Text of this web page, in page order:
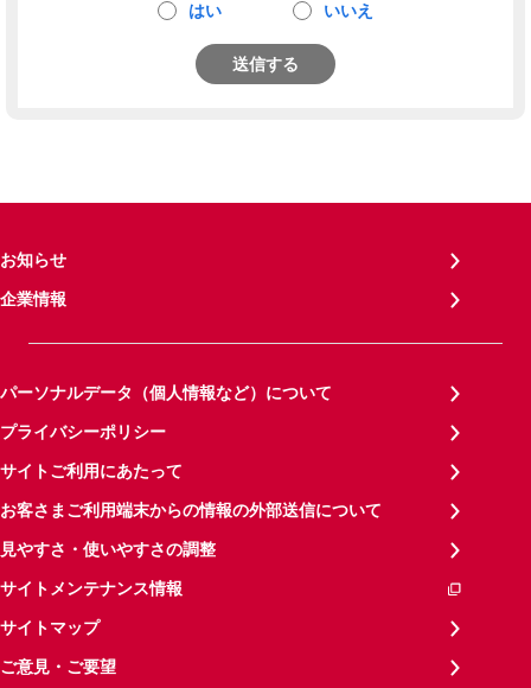
はい いいえ
送信する
お知らせ
企業情報
パーソナルデータ（個人情報など）について
プライバシーポリシー
サイトご利用にあたって
お客さまご利用端末からの情報の外部送信について
見やすさ・使いやすさの調整
サイトメンテナンス情報
サイトマップ
ご意見・ご要望